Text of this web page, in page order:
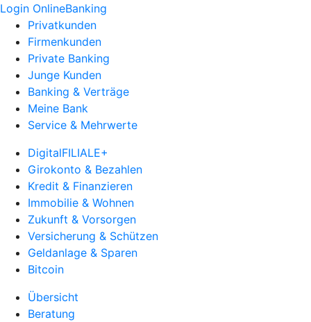
Login OnlineBanking
Privatkunden
Firmenkunden
Private Banking
Junge Kunden
Banking & Verträge
Meine Bank
Service & Mehrwerte
DigitalFILIALE+
Girokonto & Bezahlen
Kredit & Finanzieren
Immobilie & Wohnen
Zukunft & Vorsorgen
Versicherung & Schützen
Geldanlage & Sparen
Bitcoin
Übersicht
Beratung